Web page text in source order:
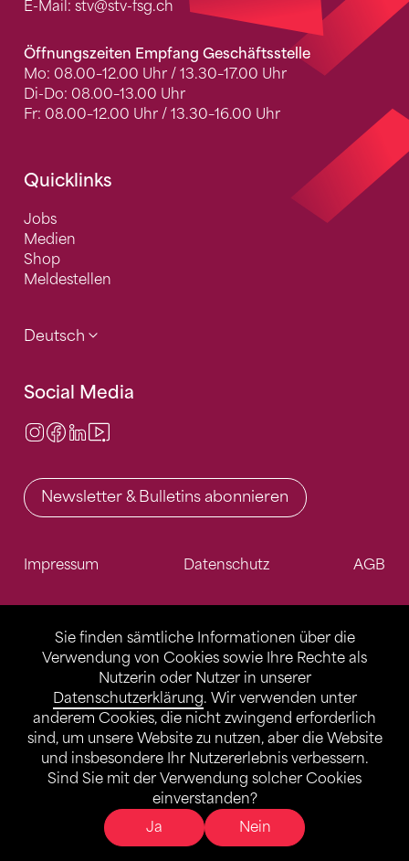
Sie finden sämtliche Informationen über die
Verwendung von Cookies sowie Ihre Rechte als
Nutzerin oder Nutzer in unserer
Datenschutzerklärung. Wir verwenden unter
anderem Cookies, die nicht zwingend erforderlich
sind, um unsere Website zu nutzen, aber die Website
und insbesondere Ihr Nutzererlebnis verbessern.
Sind Sie mit der Verwendung solcher Cookies
einverstanden?
Ja
Nein
E-Mail: stv@stv-fsg.ch
Öffnungszeiten Empfang Geschäftsstelle
Mo: 08.00–12.00 Uhr / 13.30–17.00 Uhr
Di-Do: 08.00–13.00 Uhr
Fr: 08.00–12.00 Uhr / 13.30–16.00 Uhr
Quicklinks
Jobs
Medien
Shop
Meldestellen
Deutsch
Social Media
Instagram
Facebook
LinkedIn
Newsletter & Bulletins abonnieren
Impressum Datenschutz AGB